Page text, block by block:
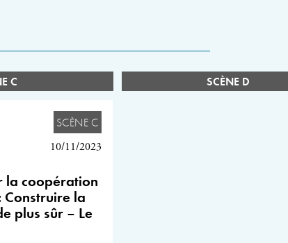
C
SCÈNE D
SCÈNE C
10/11/2023
la coopération
la
plus sûr – Le